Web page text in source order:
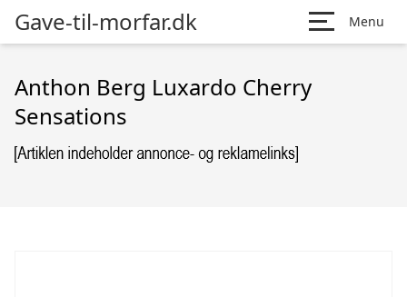
Gave-til-morfar.dk Menu
Anthon Berg Luxardo Cherry
Sensations